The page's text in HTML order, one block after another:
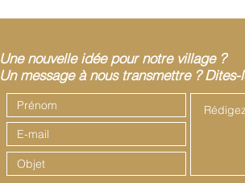
Une nouvelle idée pour notre village ?
Un message à nous transmettre ? Dites-